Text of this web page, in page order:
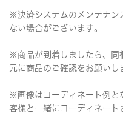
※決済システムのメンテナン
ない場合がございます。
※商品が到着しましたら、同
元に商品のご確認をお願いし
※画像はコーディネート例と
客様と一緒にコーディネート